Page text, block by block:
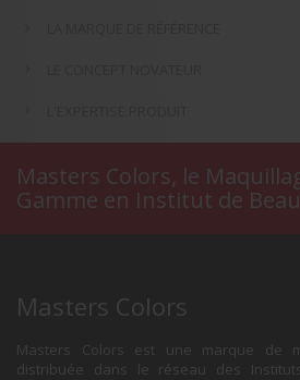
Masters Colors, le
Gamme en Institut de
Masters Colors
Masters Colors est une marque de
distribuée dans le réseau des